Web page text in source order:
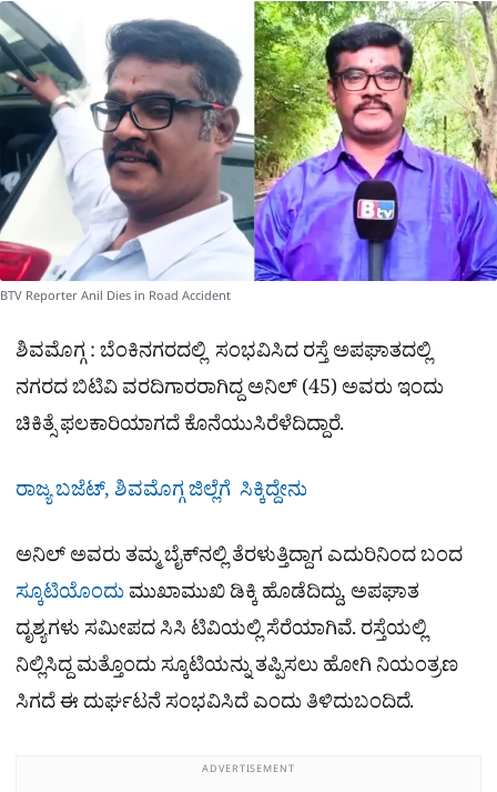
a
r
e
BTV Reporter Anil Dies in Road Accident
ಶಿವಮೊಗ್ಗ : ಬೆಂಕಿನಗರದಲ್ಲಿ ಸಂಭವಿಸಿದ ರಸ್ತೆ ಅಪಘಾತದಲ್ಲಿ
ನಗರದ ಬಿಟಿವಿ ವರದಿಗಾರರಾಗಿದ್ದ ಅನಿಲ್ (45) ಅವರು ಇಂದು
ಚಿಕಿತ್ಸೆ ಫಲಕಾರಿಯಾಗದೆ ಕೊನೆಯುಸಿರೆಳೆದಿದ್ದಾರೆ.
ರಾಜ್ಯ ಬಜೆಟ್​​, ಶಿವಮೊಗ್ಗ ಜಿಲ್ಲೆಗೆ ಸಿಕ್ಕಿದ್ದೇನು
ಅನಿಲ್ ಅವರು ತಮ್ಮ ಬೈಕ್‌ನಲ್ಲಿ ತೆರಳುತ್ತಿದ್ದಾಗ ಎದುರಿನಿಂದ ಬಂದ
ಸ್ಕೂಟಿಯೊಂದು ಮುಖಾಮುಖಿ ಡಿಕ್ಕಿ ಹೊಡೆದಿದ್ದು, ಅಪಘಾತ
ದೃಶ್ಯಗಳು ಸಮೀಪದ ಸಿಸಿ ಟಿವಿಯಲ್ಲಿ ಸೆರೆಯಾಗಿವೆ. ರಸ್ತೆಯಲ್ಲಿ
ನಿಲ್ಲಿಸಿದ್ದ ಮತ್ತೊಂದು ಸ್ಕೂಟಿಯನ್ನು ತಪ್ಪಿಸಲು ಹೋಗಿ ನಿಯಂತ್ರಣ
ಸಿಗದೆ ಈ ದುರ್ಘಟನೆ ಸಂಭವಿಸಿದೆ ಎಂದು ತಿಳಿದುಬಂದಿದೆ.
ADVERTISEMENT